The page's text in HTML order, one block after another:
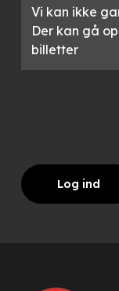
Vi kan ikke
Der kan gå
billetter
Log ind